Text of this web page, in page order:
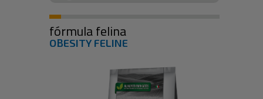
fórmula felina
OBESITY FELINE